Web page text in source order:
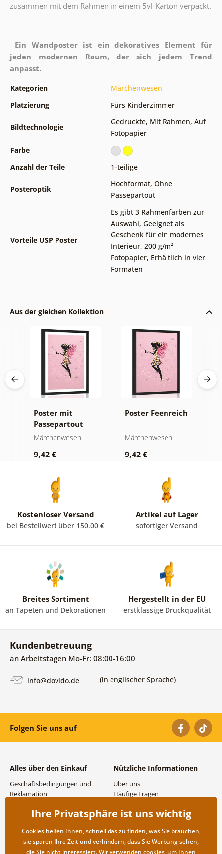
zusammen mit dem Rahmen in einem 5vl-Karton verpackt.
Ein Wandposter ist ein dekoratives Element für
jeden modernen Raum, der sich jedem Trend
anpasst.
Kategorien
Märchenwesen
Platzierung
Fürs Kinderzimmer
Bildtechnologie
Gedruckte, Mit Rahmen, Auf
Fotopapier
Farbe
Anzahl der Teile
1-teilige
Posteroptik
Hochformat, Ohne
Passepartout
Vorteile USP Poster
Es gibt 3 Rahmenfarben zur
Auswahl, Geeignet als
Geschenk für ein modernes
Interieur, 200 g/m²
Fotopapier, Erhältlich in vier
Formaten
Aus der gleichen Kollektion
Poster mit
Passepartout
Feenreich
Märchenwesen
9,42 €
Poster Feenreich
Märchenwesen
9,42 €
Kostenloser Versand
bei Bestellwert über 150.00 €
Artikel auf Lager
sofortiger Versand
Breites Sortiment
an Tapeten und Dekorationen
Hergestellt in der EU
erstklassige Druckqualität
Kundenbetreuung
an Arbeitstagen Mo-Fr: 08:00-16:00
info@dovido.de (in englischer Sprache)
Folgen Sie uns auf
Alles über den Einkauf
Geschäftsbedingungen und
Reklamation
Versand- und
Rücksendung der Ware
Nützliche Informationen
Über uns
Häufige Fragen
Großhandel und
Ihre Privatsphäre ist uns wichtig
Cookies helfen Ihnen, schnell das zu finden, was Sie brauchen,
sie sparen Ihre Zeit und verhindern, dass Sie Werbung sehen,
die Sie nicht interessiert. Wir verwenden cookies, um Ihnen